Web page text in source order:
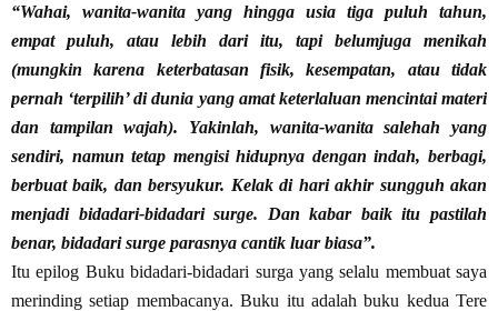
“Wahai, wanita-wanita yang hingga usia tiga puluh tahun,
empat puluh, atau lebih dari itu, tapi belumjuga menikah
(mungkin karena keterbatasan fisik, kesempatan, atau tidak
pernah ‘terpilih’ di dunia yang amat keterlaluan mencintai materi
dan tampilan wajah). Yakinlah, wanita-wanita salehah yang
sendiri, namun tetap mengisi hidupnya dengan indah, berbagi,
berbuat baik, dan bersyukur. Kelak di hari akhir sungguh akan
menjadi bidadari-bidadari surge. Dan kabar baik itu pastilah
benar, bidadari surge parasnya cantik luar biasa”.
Itu epilog Buku bidadari-bidadari surga yang selalu membuat saya
merinding setiap membacanya. Buku itu adalah buku kedua Tere